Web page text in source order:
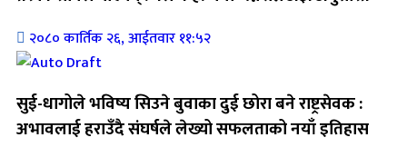
२०८० कार्तिक २६, आईतवार ११:५२
सुई-धागोले भविष्य सिउने बुवाका दुई छोरा बने राष्ट्रसेवक :
अभावलाई हराउँदै संघर्षले लेख्यो सफलताको नयाँ इतिहास